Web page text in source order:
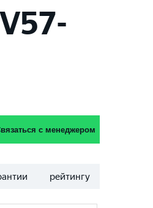
с менеджером
рейтингу